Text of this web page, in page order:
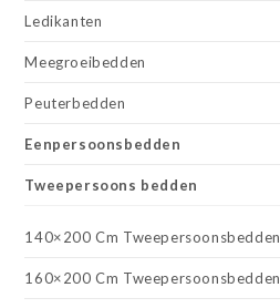
Ledikanten
Meegroeibedden
Peuterbedden
Eenpersoonsbedden
Tweepersoons bedden
140×200 Cm Tweepersoonsbedden
160×200 Cm Tweepersoonsbedden